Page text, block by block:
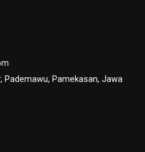
Pademawu, Pamekasan, Jawa